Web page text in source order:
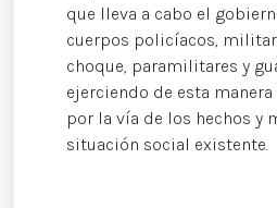
que lleva a cabo el
cuerpos policíacos,
choque, paramilitares y
ejerciendo de esta
por la vía de los hechos y
situación social existente.